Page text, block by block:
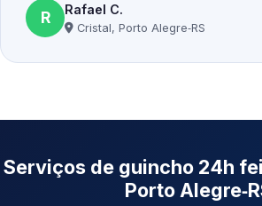
R Rafael C.
Cristal, Porto Alegre‑RS
Serviços de guincho 24h
Porto